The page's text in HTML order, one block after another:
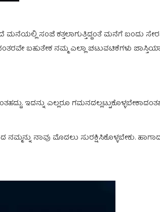
ಸಂಜೆ ಕತ್ತಲಾಗುತ್ತಿದ್ದಂತೆ ಮನೆಗೆ ಬಂದು
ಬಹುತೇಕ ನಮ್ಮ ಎಲ್ಲಾ ಚಟುವಟಿಕೆಗಳು
ಇದನ್ನು ಎಲ್ಲರೂ
ನಾವು ಮೊದಲು ಸುರಕ್ಷಿಸಿಕೊಳ್ಳಬೇಕು.